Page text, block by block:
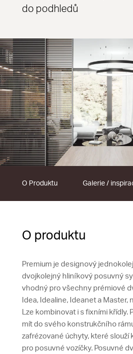
do podhledů
O Produktu Galerie /
O produktu
Premium je designový
dvojkolejný hliníkový posuvný
vhodný pro všechny prémiové
Idea, Idealine, Ideanet a
Lze kombinovat i s fixními křídly.
mít do svého konstrukčního
zafrézované úchyty, které slouží
pro posuvné vozíčky. Posuvné